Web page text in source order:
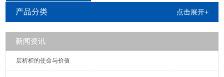
产品分类 点击展开+
新闻资讯
​​层析柜的使命与价值